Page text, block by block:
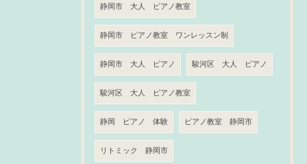
静岡市 大人 ピアノ教室
静岡市 ピアノ教室 ワンレッスン制
静岡市 大人 ピアノ 駿河区 大人 ピアノ
駿河区 大人 ピアノ教室
静岡 ピアノ 体験 ピアノ教室 静岡市
リトミック 静岡市